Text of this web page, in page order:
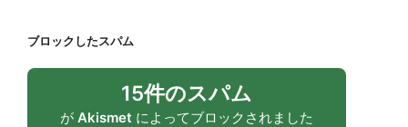
ブロックしたスパム
15件のスパム
が Akismet によってブロックされました